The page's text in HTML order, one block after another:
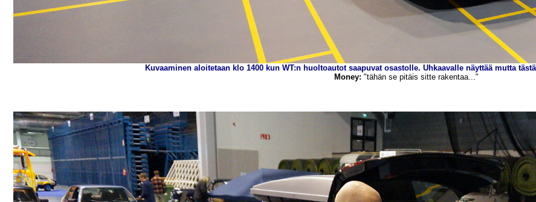
Kuvaaminen aloitetaan klo 1400 kun WT:n huoltoautot saapuvat osastolle. Uhkaavalle näyttää mutta
Money: "tähän se pitäis sitte rakentaa..."